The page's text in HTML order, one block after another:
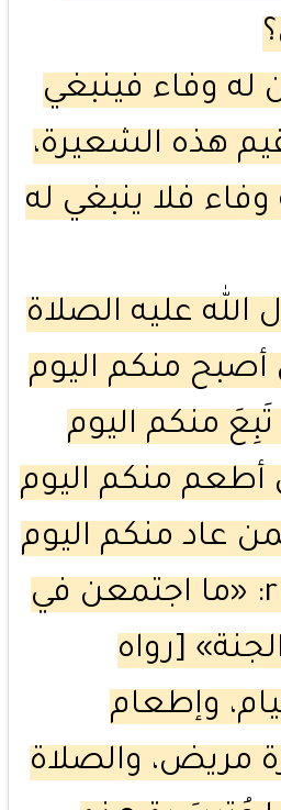
له وفاء فينبغي
هذه الشعيرة،
فلا ينبغي له
الله عليه الصلاة
منكم اليوم
منكم اليوم
أطعم منكم اليوم
عاد منكم اليوم
مريضًا؟» قال r: «ما اجتمعن في
[رواه
وإطعام
مريض، والصلاة